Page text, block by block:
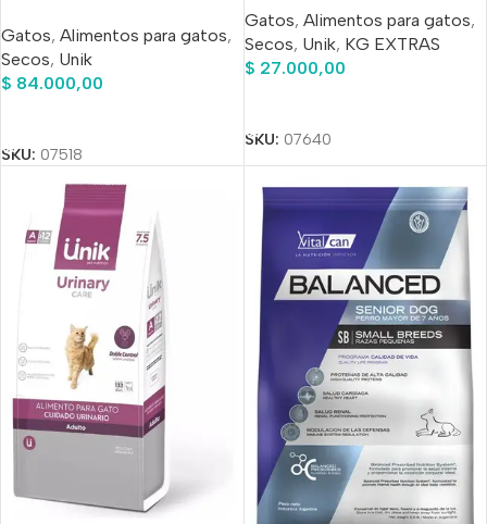
Gatos, Alimentos para gatos,
Secos, Unik
$ 84.000,00
SKU: 07518
Antipulgas de Regalo
Gatos, Alimentos para gatos,
Secos, Unik, KG EXTRAS
$ 27.000,00
SKU: 07640